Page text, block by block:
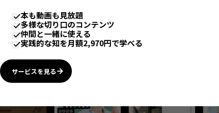
本も動画も見放題
多様な切り口のコンテンツ
仲間と一緒に使える
実践的な知を月額2,970円で学べる
サービスを見る